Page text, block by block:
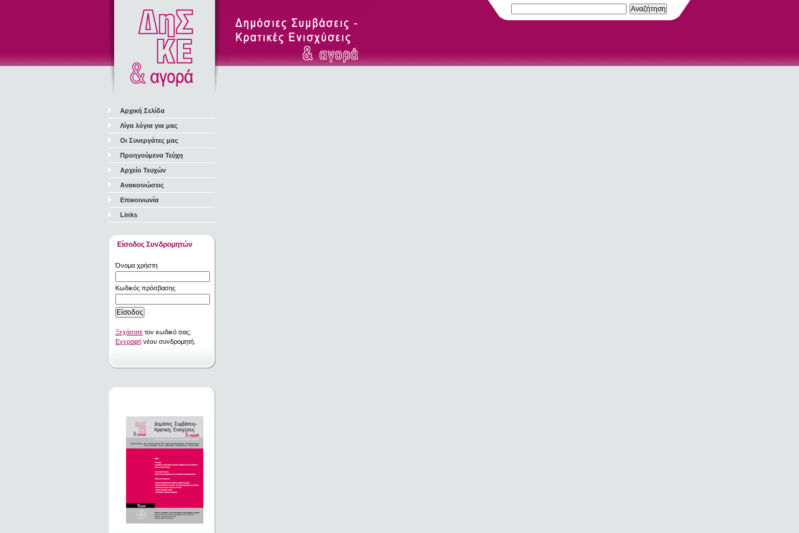
Αρχική Σελίδα
Λίγα λόγια για μας
Οι Συνεργάτες μας
Προηγούμενα Τεύχη
Αρχείο Τευχών
Ανακοινώσεις
Επικοινωνία
Links
Είσοδος Συνδρομητών
Όνομα χρήστη
Κωδικός πρόσβασης
Ξεχάσατε τον κωδικό σας;
Εγγραφή νέου συνδρομητή.